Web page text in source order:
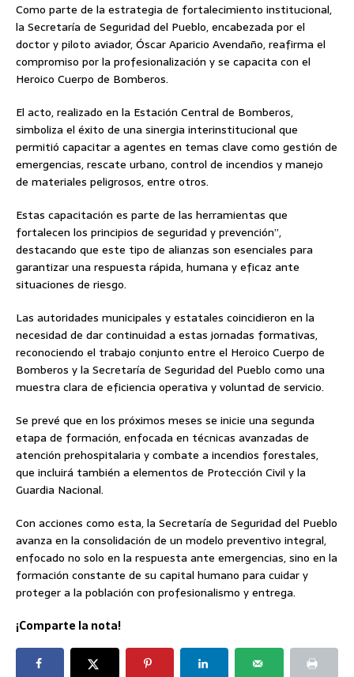
Como parte de la estrategia de fortalecimiento institucional,
la Secretaría de Seguridad del Pueblo, encabezada por el
doctor y piloto aviador, Óscar Aparicio Avendaño, reafirma el
compromiso por la profesionalización y se capacita con el
Heroico Cuerpo de Bomberos.
El acto, realizado en la Estación Central de Bomberos,
simboliza el éxito de una sinergia interinstitucional que
permitió capacitar a agentes en temas clave como gestión de
emergencias, rescate urbano, control de incendios y manejo
de materiales peligrosos, entre otros.
Estas capacitación es parte de las herramientas que
fortalecen los principios de seguridad y prevención”,
destacando que este tipo de alianzas son esenciales para
garantizar una respuesta rápida, humana y eficaz ante
situaciones de riesgo.
Las autoridades municipales y estatales coincidieron en la
necesidad de dar continuidad a estas jornadas formativas,
reconociendo el trabajo conjunto entre el Heroico Cuerpo de
Bomberos y la Secretaría de Seguridad del Pueblo como una
muestra clara de eficiencia operativa y voluntad de servicio.
Se prevé que en los próximos meses se inicie una segunda
etapa de formación, enfocada en técnicas avanzadas de
atención prehospitalaria y combate a incendios forestales,
que incluirá también a elementos de Protección Civil y la
Guardia Nacional.
Con acciones como esta, la Secretaría de Seguridad del Pueblo
avanza en la consolidación de un modelo preventivo integral,
enfocado no solo en la respuesta ante emergencias, sino en la
formación constante de su capital humano para cuidar y
proteger a la población con profesionalismo y entrega.
¡Comparte la nota!